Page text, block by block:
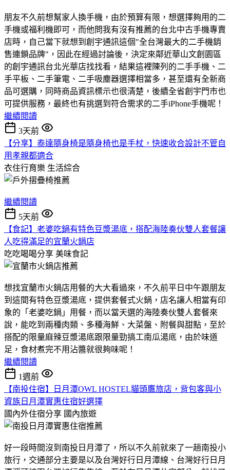
朋友不久前想幫家人換手機，由於預算有限，想選擇夠用的二
手機或福利機即可，而他問我有沒有推薦的台北中古手機專賣
店時，自己當下就想到創宇通訊這個"全台灣最大的二手機銷
售連鎖品牌"，因此在經過討論後，決定來鄰近華山文創園區
的創宇通訊台北光華店找找看，結果這裡陳列的二手手機、二
手平板、二手筆電、二手吸塵器選擇相當多，甚至還有全新商
品可選購，同時商品資訊標示也很清楚，後續全省創宇門市也
可提供服務，最終也有挑選到符合需求的二手iPhone手機呢！
繼續閱讀
3天前
【分享】泰達隨身椅是隨身椅也是手杖，快速收合設計不管自
用孝親都適合
衣住行育樂 生活綜合
繼續閱讀
5天前
【食記】老婆吃鍋有特色豆漿湯底，搭配海陸奏伙雙人套餐讓
人吃得滿足的宜蘭火鍋店
吃吃喝喝分享 美味食記
想找宜蘭市火鍋店用餐的大大看過來，不久前平日中午跟朋友
到這間有特色豆漿湯底，提供套餐式火鍋，店名讓人相當有印
象的「老婆吃鍋」用餐，而以當天選的海陸奏伙雙人套餐來
說，能吃到兩種肉類、多種海鮮、大菜盤、附餐與甜點，至於
搭配的限量麻辣豆漿湯底跟限量勁搞工南瓜湯底，由於味道
足，食材煮完不用沾醬就很夠味呢！
繼續閱讀
1週前
【南投住宿】日月潭OWL HOSTEL貓頭鷹旅店，背包客與小
資族日月潭實惠住宿好選擇
國內外住宿分享 國內旅遊
好一段時間沒到南投日月潭了，所以不久前就來了一趟南投小
旅行，交通部分主要是以及台灣好行日月潭線、台灣好行日月